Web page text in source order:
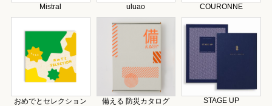
Mistral uluao COURONNE
おめでとセレクション 備える 防災カタログ STAGE UP